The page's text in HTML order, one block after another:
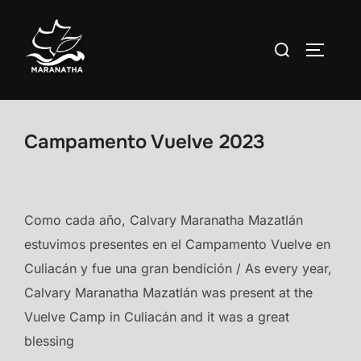
content
Search
Campamento Vuelve 2023
Como cada año, Calvary Maranatha Mazatlán
estuvimos presentes en el Campamento Vuelve en
Culiacán y fue una gran bendición / As every year,
Calvary Maranatha Mazatlán was present at the
Vuelve Camp in Culiacán and it was a great
blessing